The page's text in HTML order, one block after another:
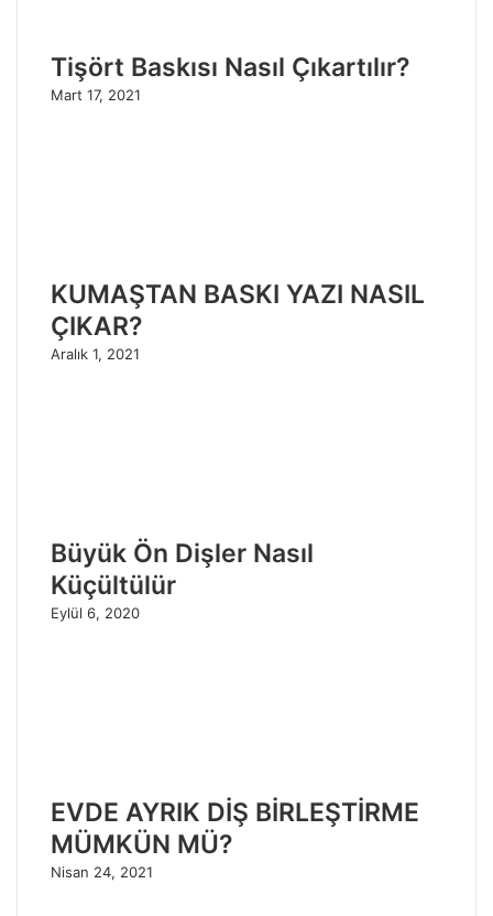
Tişört Baskısı Nasıl Çıkartılır?
Mart 17, 2021
KUMAŞTAN BASKI YAZI NASIL
ÇIKAR?
Aralık 1, 2021
Büyük Ön Dişler Nasıl
Küçültülür
Eylül 6, 2020
EVDE AYRIK DİŞ BİRLEŞTİRME
MÜMKÜN MÜ?
Nisan 24, 2021